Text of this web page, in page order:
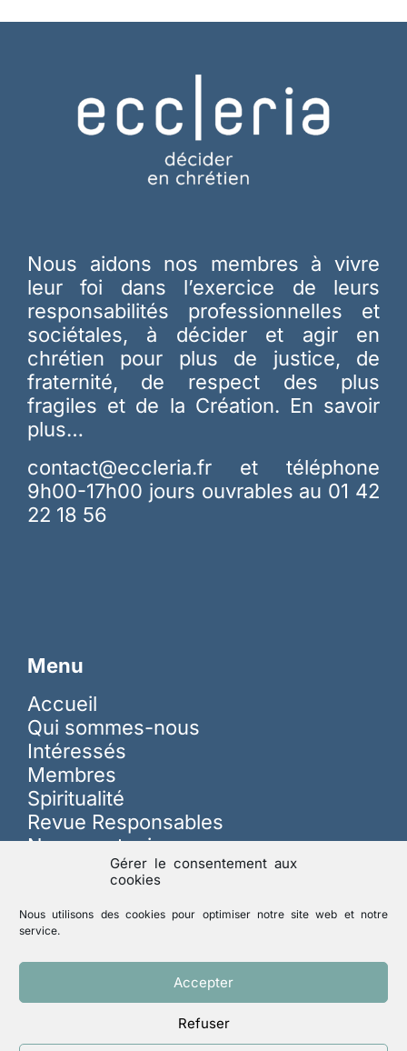
Gérer le consentement aux
cookies
Nous utilisons des cookies pour optimiser notre site web et notre
service.
Accepter
Refuser
Nous aidons nos membres à vivre
leur foi dans l’exercice de leurs
responsabilités professionnelles et
sociétales, à décider et agir en
chrétien pour plus de justice, de
fraternité, de respect des plus
fragiles et de la Création. En savoir
plus…
contact@eccleria.fr et téléphone
9h00-17h00 jours ouvrables au 01 42
22 18 56
Menu
Accueil
Qui sommes-nous
Intéressés
Membres
Spiritualité
Revue Responsables
Nous soutenir
Lutte contre les abus
Mentions légales